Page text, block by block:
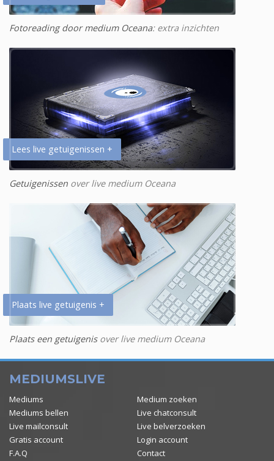
Fotoreading door medium Oceana: extra inzichten
Lees live getuigenissen +
Getuigenissen over live medium Oceana
Plaats live getuigenis +
Plaats een getuigenisover live medium Oceana
MEDIUMSLIVE
Mediums
Medium zoeken
Mediums bellen
Live chatconsult
Live mailconsult
Live belverzoeken
Gratis account
Login account
F.A.Q
Contact